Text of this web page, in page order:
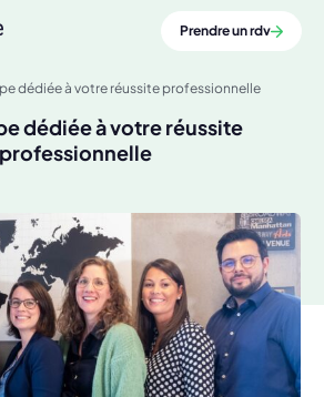
Prendre un rdv
dédiée à votre réussite professionnelle
dédiée à votreréussite
professionnelle